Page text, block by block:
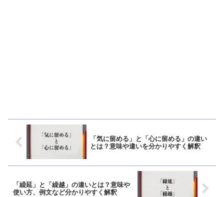
「気に留める」と「心に留める」の違い
とは？意味や違いを分かりやすく解釈
「繰延」と「繰越」の違いとは？意味や
使い方、例文など分かりやすく解釈